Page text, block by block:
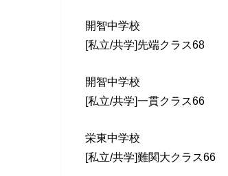
開智中学校
[私立/共学]先端クラス68
開智中学校
[私立/共学]一貫クラス66
栄東中学校
[私立/共学]難関大クラス66